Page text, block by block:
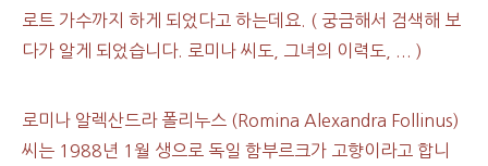
로트 가수까지 하게 되었다고 하는데요. ( 궁금해서 검색해 보
다가 알게 되었습니다. 로미나 씨도, 그녀의 이력도, ... )
로미나 알렉산드라 폴리누스 (Romina Alexandra Follinus)
씨는 1988년 1월 생으로 독일 함부르크가 고향이라고 합니